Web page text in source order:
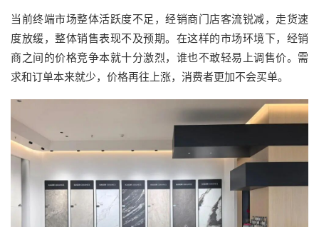
当前终端市场整体活跃度不足，经销商门店客流锐减，走货速
度放缓，整体销售表现不及预期。在这样的市场环境下，经销
商之间的价格竞争本就十分激烈，谁也不敢轻易上调售价。需
求和订单本来就少，价格再往上涨，消费者更加不会买单。